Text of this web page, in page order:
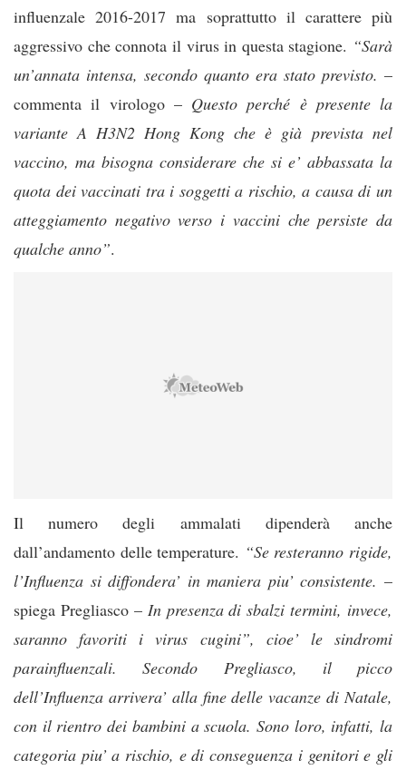
influenzale 2016-2017 ma soprattutto il carattere più
aggressivo che connota il virus in questa stagione. “Sarà
un’annata intensa, secondo quanto era stato previsto. –
commenta il virologo –Questo perché è presente la
variante A H3N2 Hong Kong che è già prevista nel
vaccino, ma bisogna considerare che si e’ abbassata la
quota dei vaccinati tra i soggetti a rischio, a causa di un
atteggiamento negativo verso i vaccini che persiste da
qualche anno”.
Il numero degli ammalati dipenderà anche
dall’andamento delle temperature. “Se resteranno rigide,
l’Influenza si diffondera’ in maniera piu’ consistente. –
spiega Pregliasco – In presenza di sbalzi termini, invece,
saranno favoriti i virus cugini”, cioe’ le sindromi
parainfluenzali. Secondo Pregliasco, il picco
dell’Influenza arrivera’ alla fine delle vacanze di Natale,
con il rientro dei bambini a scuola. Sono loro, infatti, la
categoria piu’ a rischio, e di conseguenza i genitori e gli